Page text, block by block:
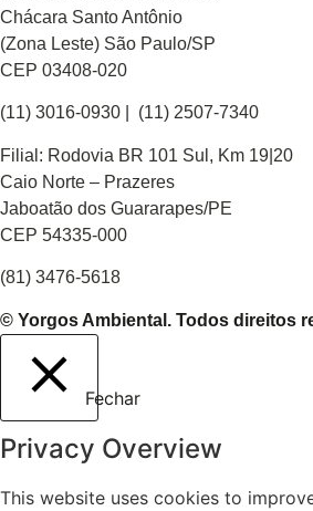
Chácara Santo Antônio
(Zona Leste) São Paulo/SP
CEP 03408-020
(11) 3016-0930​ | (11) 2507-7340
Filial: Rodovia BR 101 Sul, Km 19|20
Caio Norte – Prazeres
Jaboatão dos Guararapes/PE
CEP 54335-000
(81) 3476-5618
© Yorgos Ambiental. Todos direitos
Fechar
Privacy Overview
This website uses cookies to